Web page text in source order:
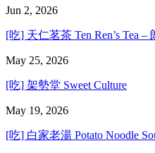
Jun 2, 2026
[吃] 天仁茗茶 Ten Ren’s Tea –
May 25, 2026
[吃] 架勢堂 Sweet Culture
May 19, 2026
[吃] 白家老湯 Potato Noodle